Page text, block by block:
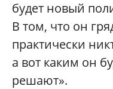
будет новый
В том, что он
практически
а вот каким он
решают».